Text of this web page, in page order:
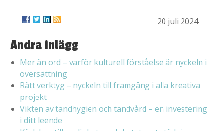
20 juli 2024
Andra inlägg
Mer än ord – varför kulturell förståelse är nyckeln i
översättning
Rätt verktyg – nyckeln till framgång i alla kreativa
projekt
Vikten av tandhygien och tandvård – en investering
i ditt leende